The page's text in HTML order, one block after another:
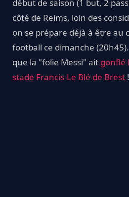
début de saison (1 but, 2
côté de Reims, loin des
on se prépare déjà à être au
football ce dimanche
que la "folie Messi" ait gonflé
stade Francis-Le Blé de Brest !